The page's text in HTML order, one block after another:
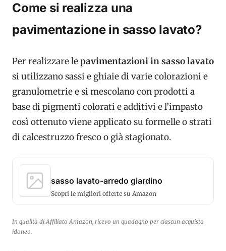
Come si realizza una
pavimentazione in sasso lavato?
Per realizzare lepavimentazioni in sasso lavato
si utilizzano sassi e ghiaie di varie colorazioni e
granulometrie e si mescolano con prodotti a
base di pigmenti colorati e additivi e l’impasto
così ottenuto viene applicato su formelle o strati
di calcestruzzo fresco o già stagionato.
sasso lavato-arredo giardino
Scopri le migliori offerte su Amazon
In qualità di Affiliato Amazon, ricevo un guadagno per ciascun acquisto
idoneo.